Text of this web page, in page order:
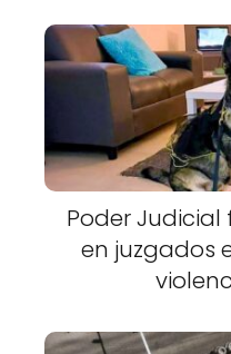
Poder
en juzgados